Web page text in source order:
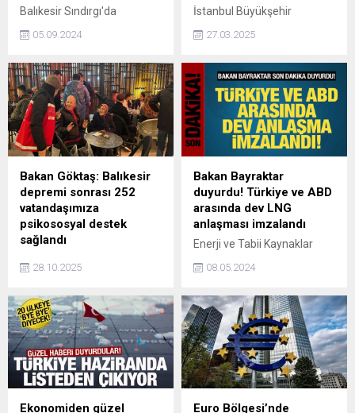
Balıkesir Sındırgı'da
satamadıklarını ifade eden
ile dile getirdi. Alanda en az
domates yüklü 50 römork
olduğunu ifade eden çiftçi,
"Traktörleri sayamıyoruz.
Domatesleri alan yok. 2024
yılı çiftçinin, malını üretip
satamadığı, satıp da
parasını alamadığı bir yıl
olacak gibi" ifadelerine yer
verdi.
05.09.2024
İstanbul Büyükşehir
İmamoğlu'na yönelik
piyasalarda dalgalanma
yaşanırken, yabancı
yatırımcı çıkışı hızlandı ve
yerli yatırımcı dövize yöneldi.
Merkez Bankası
rezervlerindeki sert düşüş
dikkat çekti.
27.03.2025
Bakan Göktaş: Balıkesir
depremi sonrası 252
vatandaşımıza
psikososyal destek
sağlandı
Bakanı Mahinur Özdemir
Balıkesir'in Sındırgı ilçesinde
meydana gelen 6,1
büyüklüğündeki depremin
ardından 252 vatandaşa
psikososyal destek
sağlandığını bildirdi.
28.10.2025
Bakan Bayraktar
duyurdu! Türkiye ve ABD
arasında dev LNG
anlaşması imzalandı
Enerji ve Tabii Kaynaklar
BOTAŞ ile ABD'nin
LNG ticaretine ilişkin iş birliği
anlaşması imzalandığını
açıkladı.
08.05.2024
Ekonomiden güzel
Euro Bölgesi’nde